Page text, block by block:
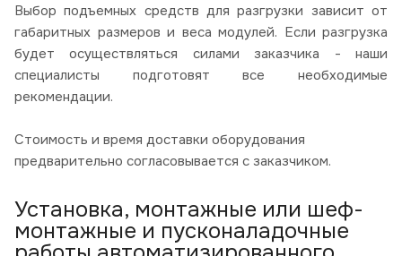
Выбор подъемных средств для разгрузки зависит от
габаритных размеров и веса модулей. Если разгрузка
будет осуществляться силами заказчика - наши
специалисты подготовят все необходимые
рекомендации.
Стоимость и время доставки оборудования
предварительно согласовывается с заказчиком.
Установка, монтажные или шеф-
монтажные и пусконаладочные